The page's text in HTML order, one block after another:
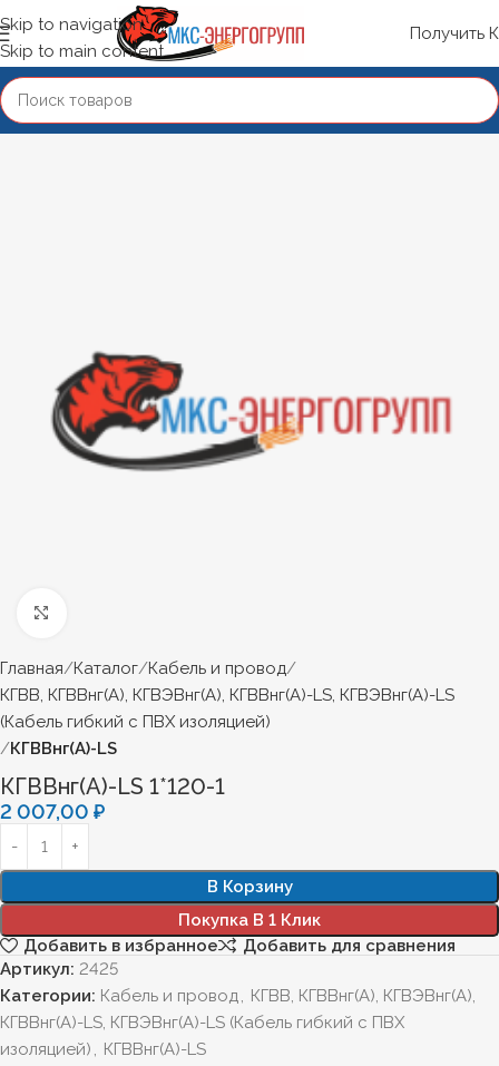
Skip to navigation
Skip to main content
Получить
Главная Каталог Кабель и провод
КГВВ, КГВВнг(А), КГВЭВнг(А), КГВВнг(А)-LS, КГВЭВнг(А)-LS
(Кабель гибкий с ПВХ изоляцией)
КГВВнг(А)-LS
КГВВнг(А)-LS 1*120-1
2 007,00 ₽
В Корзину
Покупка В 1 Клик
Добавить в избранное
Добавить для сравнения
Артикул: 2425
Категории: Кабель и провод, КГВВ, КГВВнг(А), КГВЭВнг(А),
КГВВнг(А)-LS, КГВЭВнг(А)-LS (Кабель гибкий с ПВХ
изоляцией) , КГВВнг(А)-LS